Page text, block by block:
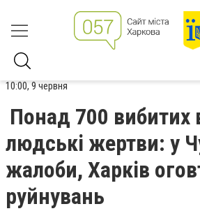
10:00, 9 червня
Понад 700 вибитих
людські жертви: у
жалоби, Харків
руйнувань